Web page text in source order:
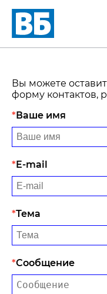
Вы можете
форму контактов,
Ваше имя
E-mail
Тема
Сообщение